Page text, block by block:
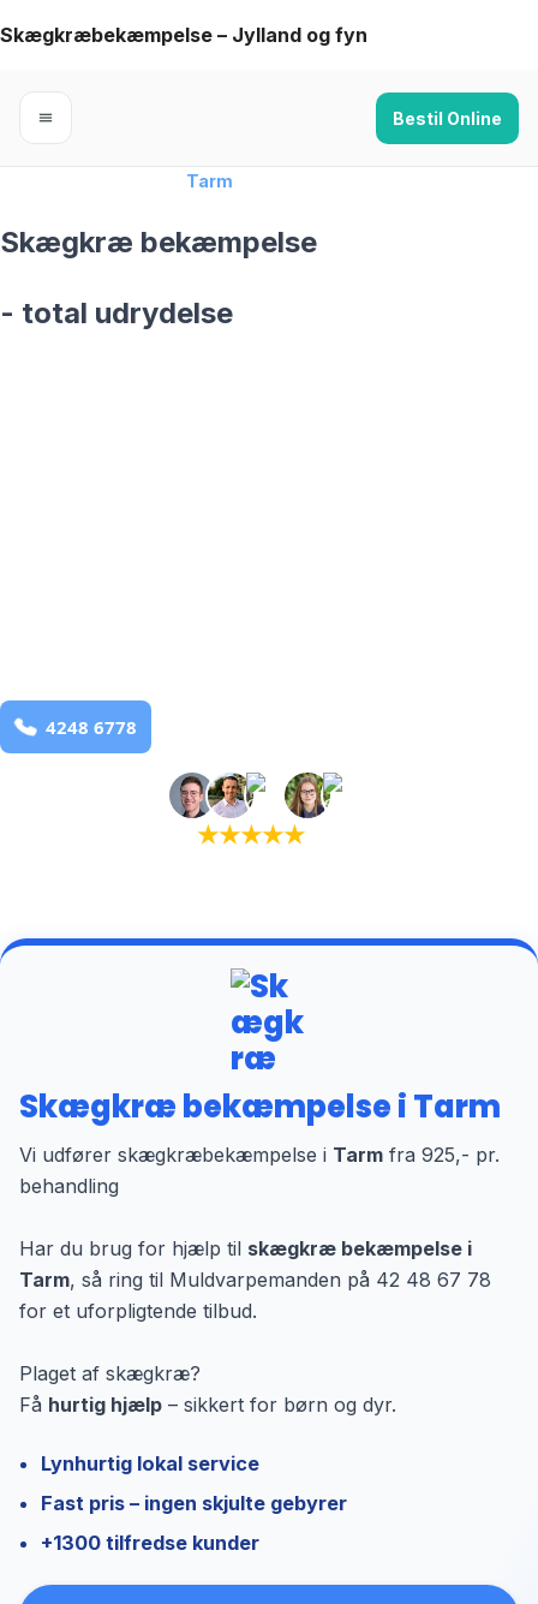
Skip
content
Skægkræbekæmpelse – Jylland og fyn
Bestil Online
Tarm
Skægkræ bekæmpelse
- total udrydelse
★★★★★
Skægkræ bekæmpelse i Tarm
Vi udfører skægkræbekæmpelse i Tarm fra 925,- pr.
behandling
Har du brug for hjælp til skægkræ bekæmpelse i
Tarm, så ring til Muldvarpemanden på 42 48 67 78
for et uforpligtende tilbud.
Plaget af skægkræ?
Få hurtig hjælp – sikkert for børn og dyr.
Lynhurtig lokal service
Fast pris – ingen skjulte gebyrer
+1300 tilfredse kunder